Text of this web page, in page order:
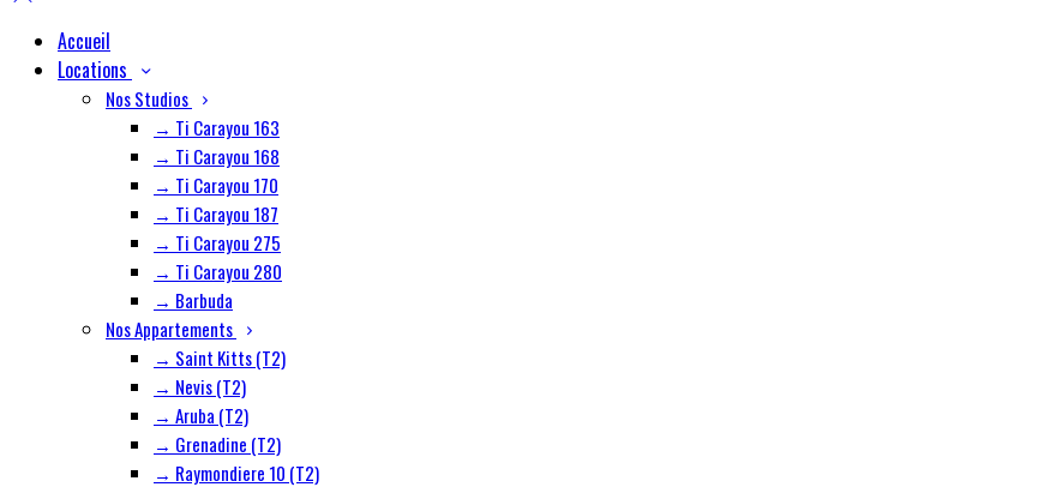
Accueil
Locations
Nos Studios
→ Ti Carayou 163
→ Ti Carayou 168
→ Ti Carayou 170
→ Ti Carayou 187
→ Ti Carayou 275
→ Ti Carayou 280
→ Barbuda
Nos Appartements
→ Saint Kitts (T2)
→ Nevis (T2)
→ Aruba (T2)
→ Grenadine (T2)
→ Raymondiere 10 (T2)